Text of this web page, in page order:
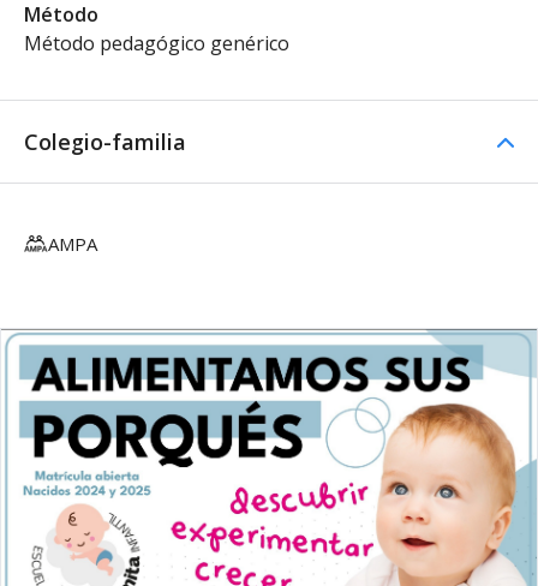
Método
Método pedagógico genérico
Colegio-familia
AMPA